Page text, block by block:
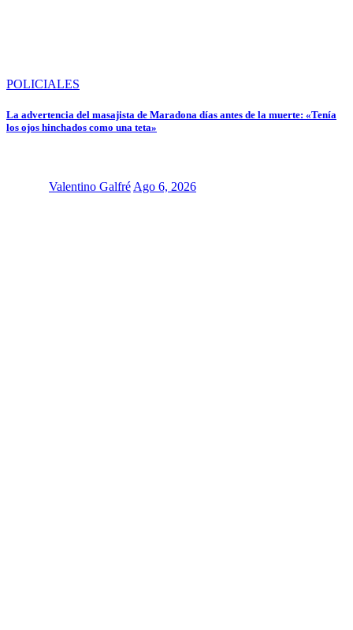
POLICIALES
La advertencia del masajista de Maradona días antes de la muerte: «Tenía
los ojos hinchados como una teta»
Valentino Galfré Ago 6, 2026